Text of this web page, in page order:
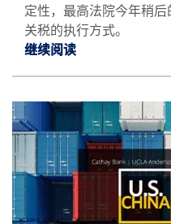
定性，最高法院今年稍
关税的执行方式。
继续阅读继续阅读2025
图像